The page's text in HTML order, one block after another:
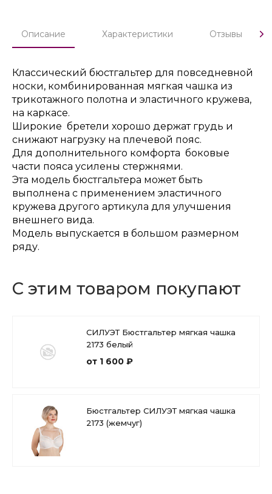
Описание Характеристики Отзывы
Классический бюстгальтер для повседневной
носки, комбинированная мягкая чашка из
трикотажного полотна и эластичного кружева,
на каркасе.
Широкие бретели хорошо держат грудь и
снижают нагрузку на плечевой пояс.
Для дополнительного комфорта боковые
части пояса усилены стержнями.
Эта модель бюстгальтера может быть
выполнена с применением эластичного
кружева другого артикула для улучшения
внешнего вида.
Модель выпускается в большом размерном
ряду.
С этим товаром покупают
СИЛУЭТ Бюстгальтер мягкая чашка
2173 белый
от 1 600 ₽
Бюстгальтер СИЛУЭТ мягкая чашка
2173 (жемчуг)